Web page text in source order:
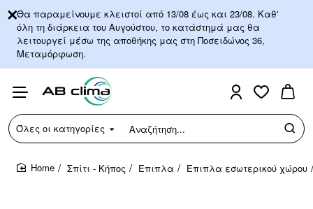
Θα παραμείνουμε κλειστοί από 13/08 έως και 23/08. Καθ'
όλη τη διάρκεια του Αυγούστου, το κατάστημά μας θα
λειτουργεί μέσω της αποθήκης μας στη Ποσειδώνος 36,
Μεταμόρφωση.
Όλες οι κατηγορίες
Αναζήτηση...
Σπίτι - Κήπος Έπιπλα Έπιπλα εσωτερικού χώρου